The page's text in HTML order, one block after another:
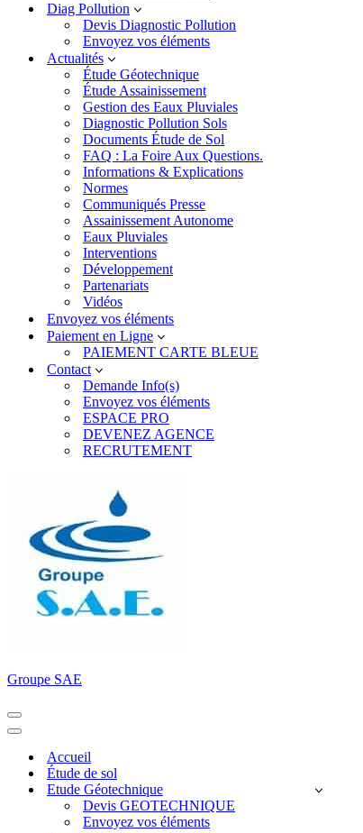
Diag Pollution
Devis Diagnostic Pollution
Envoyez vos éléments
Actualités
Étude Géotechnique
Étude Assainissement
Gestion des Eaux Pluviales
Diagnostic Pollution Sols
Documents Étude de Sol
FAQ : La Foire Aux Questions.
Informations & Explications
Normes
Communiqués Presse
Assainissement Autonome
Eaux Pluviales
Interventions
Développement
Partenariats
Vidéos
Envoyez vos éléments
Paiement en Ligne
PAIEMENT CARTE BLEUE
Contact
Demande Info(s)
Envoyez vos éléments
ESPACE PRO
DEVENEZ AGENCE
RECRUTEMENT
Groupe SAE
Menu
de
Menu
navigationAccueil
Étude de sol
Etude Géotechnique
Devis GEOTECHNIQUE
Envoyez vos éléments